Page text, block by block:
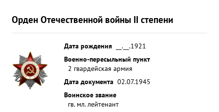
Орден Отечественной войны II степени
Дата рождения
__.__.1921
Военно-пересыльный пункт
2 гвардейская армия
Дата документа 02.07.1945
Воинское звание
гв. мл. лейтенант